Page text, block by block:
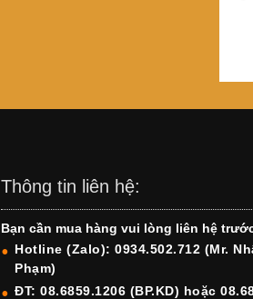
Thông tin liên hệ:
Bạn cần mua hàng vui lòng liên hệ
Hotline (Zalo): 0934.502.712 (Mr.
Phạm)
ĐT: 08.6859.1206 (BP.KD) hoặc